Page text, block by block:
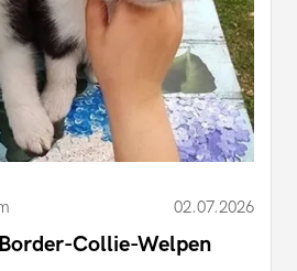
02.07.2026
Collie-Welpen